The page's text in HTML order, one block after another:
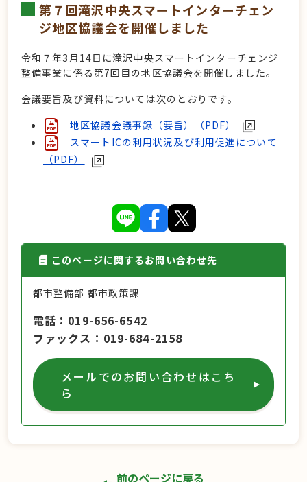
第７回滝沢中央スマートインターチェン
ジ地区協議会を開催しました
令和７年3月14日に滝沢中央スマートインターチェンジ
整備事業に係る第7回目の地区協議会を開催しました。
会議要旨及び資料については次のとおりです。
地区協議会議事録（要旨）（PDF）
スマートICの利用状況及び利用促進について
（PDF）
このページに関するお問い合わせ先
都市整備部 都市政策課
電話
019-656-6542
ファックス
019-684-2158
メールでのお問い合わせはこち
ら
前のページに戻る